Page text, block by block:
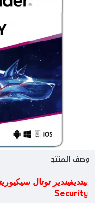
وصف المنتج
بيتديفيندير توتال
Security